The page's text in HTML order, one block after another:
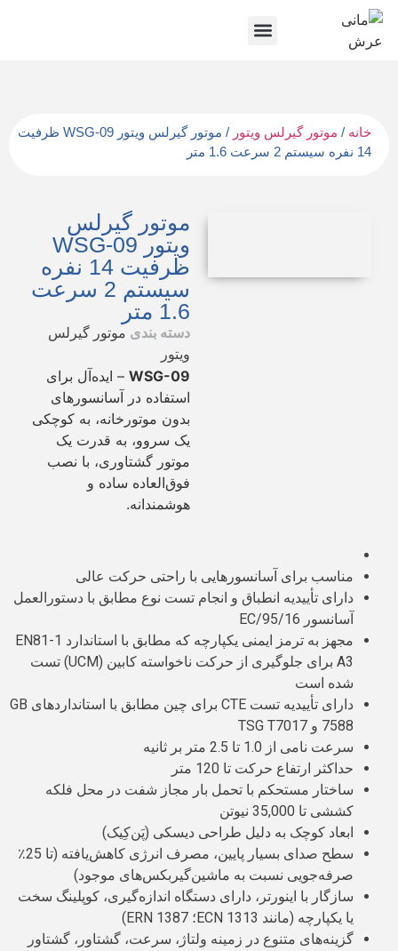
خانه / موتور گیرلس ویتور
/ موتور گیرلس ویتور WSG-09 ظرفیت
14 نفره سیستم 2 سرعت 1.6 متر
موتور گیرلس
ویتور WSG-09
ظرفیت 14 نفره
سیستم 2 سرعت
1.6 متر
دسته بندی موتور گیرلس
ویتور
WSG-09 – ایده‌آل برای
استفاده در آسانسورهای
بدون موتورخانه، به کوچکی
یک سروو، به قدرت یک
موتور گشتاوری، با نصب
فوق‌العاده ساده و
هوشمندانه.
مناسب برای آسانسورهایی با راحتی حرکت عالی
دارای تأییدیه انطباق و انجام تست نوع مطابق با دستورالعمل
آسانسور 95/16/EC
مجهز به ترمز ایمنی یکپارچه که مطابق با استاندارد EN81-1
A3 برای جلوگیری از حرکت ناخواسته کابین (UCM) تست
شده است
دارای تأییدیه تست CTE برای چین مطابق با استانداردهای GB
7588 و TSG T7017
سرعت نامی از 1.0 تا 2.5 متر بر ثانیه
حداکثر ارتفاع حرکت تا 120 متر
ساختار مستحکم با تحمل بار مجاز شفت در محل فلکه
کششی تا 35,000 نیوتن
ابعاد کوچک به دلیل طراحی دیسکی (پَن‌کِیک)
سطح صدای بسیار پایین، مصرف انرژی کاهش‌یافته (تا 25٪
صرفه‌جویی نسبت به ماشین‌گیربکس‌های موجود)
سازگار با اینورتر، دارای دستگاه اندازه‌گیری، کوپلینگ سخت
یا یکپارچه (مانند ECN 1313؛ ERN 1387)
گزینه‌های متنوع در زمینه ولتاژ، سرعت، گشتاور، گشتاور